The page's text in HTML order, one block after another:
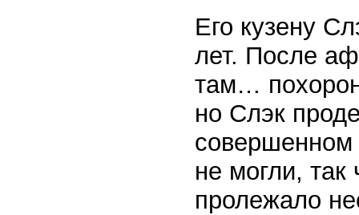
Его кузену
лет. После
там…
но Слэк
совершенном
не могли, так
пролежало